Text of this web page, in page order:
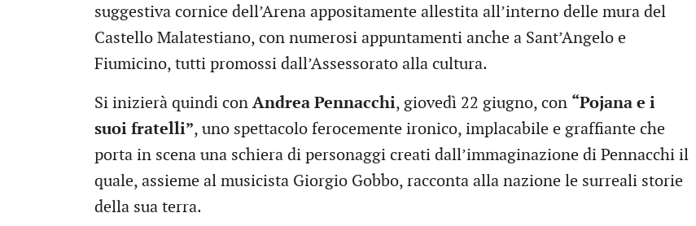
suggestiva cornice dell’Arena appositamente allestita all’interno delle mura del
Castello Malatestiano, con numerosi appuntamenti anche a Sant’Angelo e
Fiumicino, tutti promossi dall’Assessorato alla cultura.
Si inizierà quindi con Andrea Pennacchi, giovedì 22 giugno, con “Pojana e i
suoi fratelli”, uno spettacolo ferocemente ironico, implacabile e graffiante che
porta in scena una schiera di personaggi creati dall’immaginazione di Pennacchi il
quale, assieme al musicista Giorgio Gobbo, racconta alla nazione le surreali storie
della sua terra.